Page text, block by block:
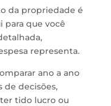
da propriedade é
que você
representa.
ano a ano
de decisões,
tido lucro ou